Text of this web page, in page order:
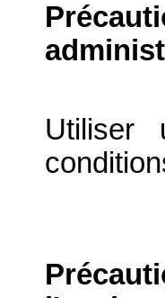
Utiliser